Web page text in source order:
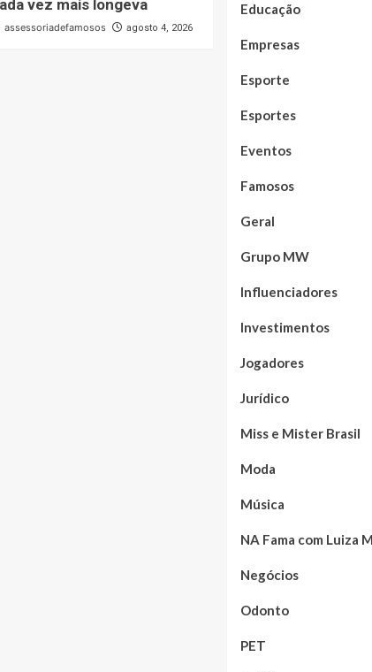
vez mais longeva
assessoriadefamosos agosto 4, 2026
Educação
Empresas
Esporte
Esportes
Eventos
Famosos
Geral
Grupo MW
Influenciadores
Investimentos
Jogadores
Jurídico
Miss e Mister Brasil
Moda
Música
NA Fama com Luiza
Negócios
Odonto
PET